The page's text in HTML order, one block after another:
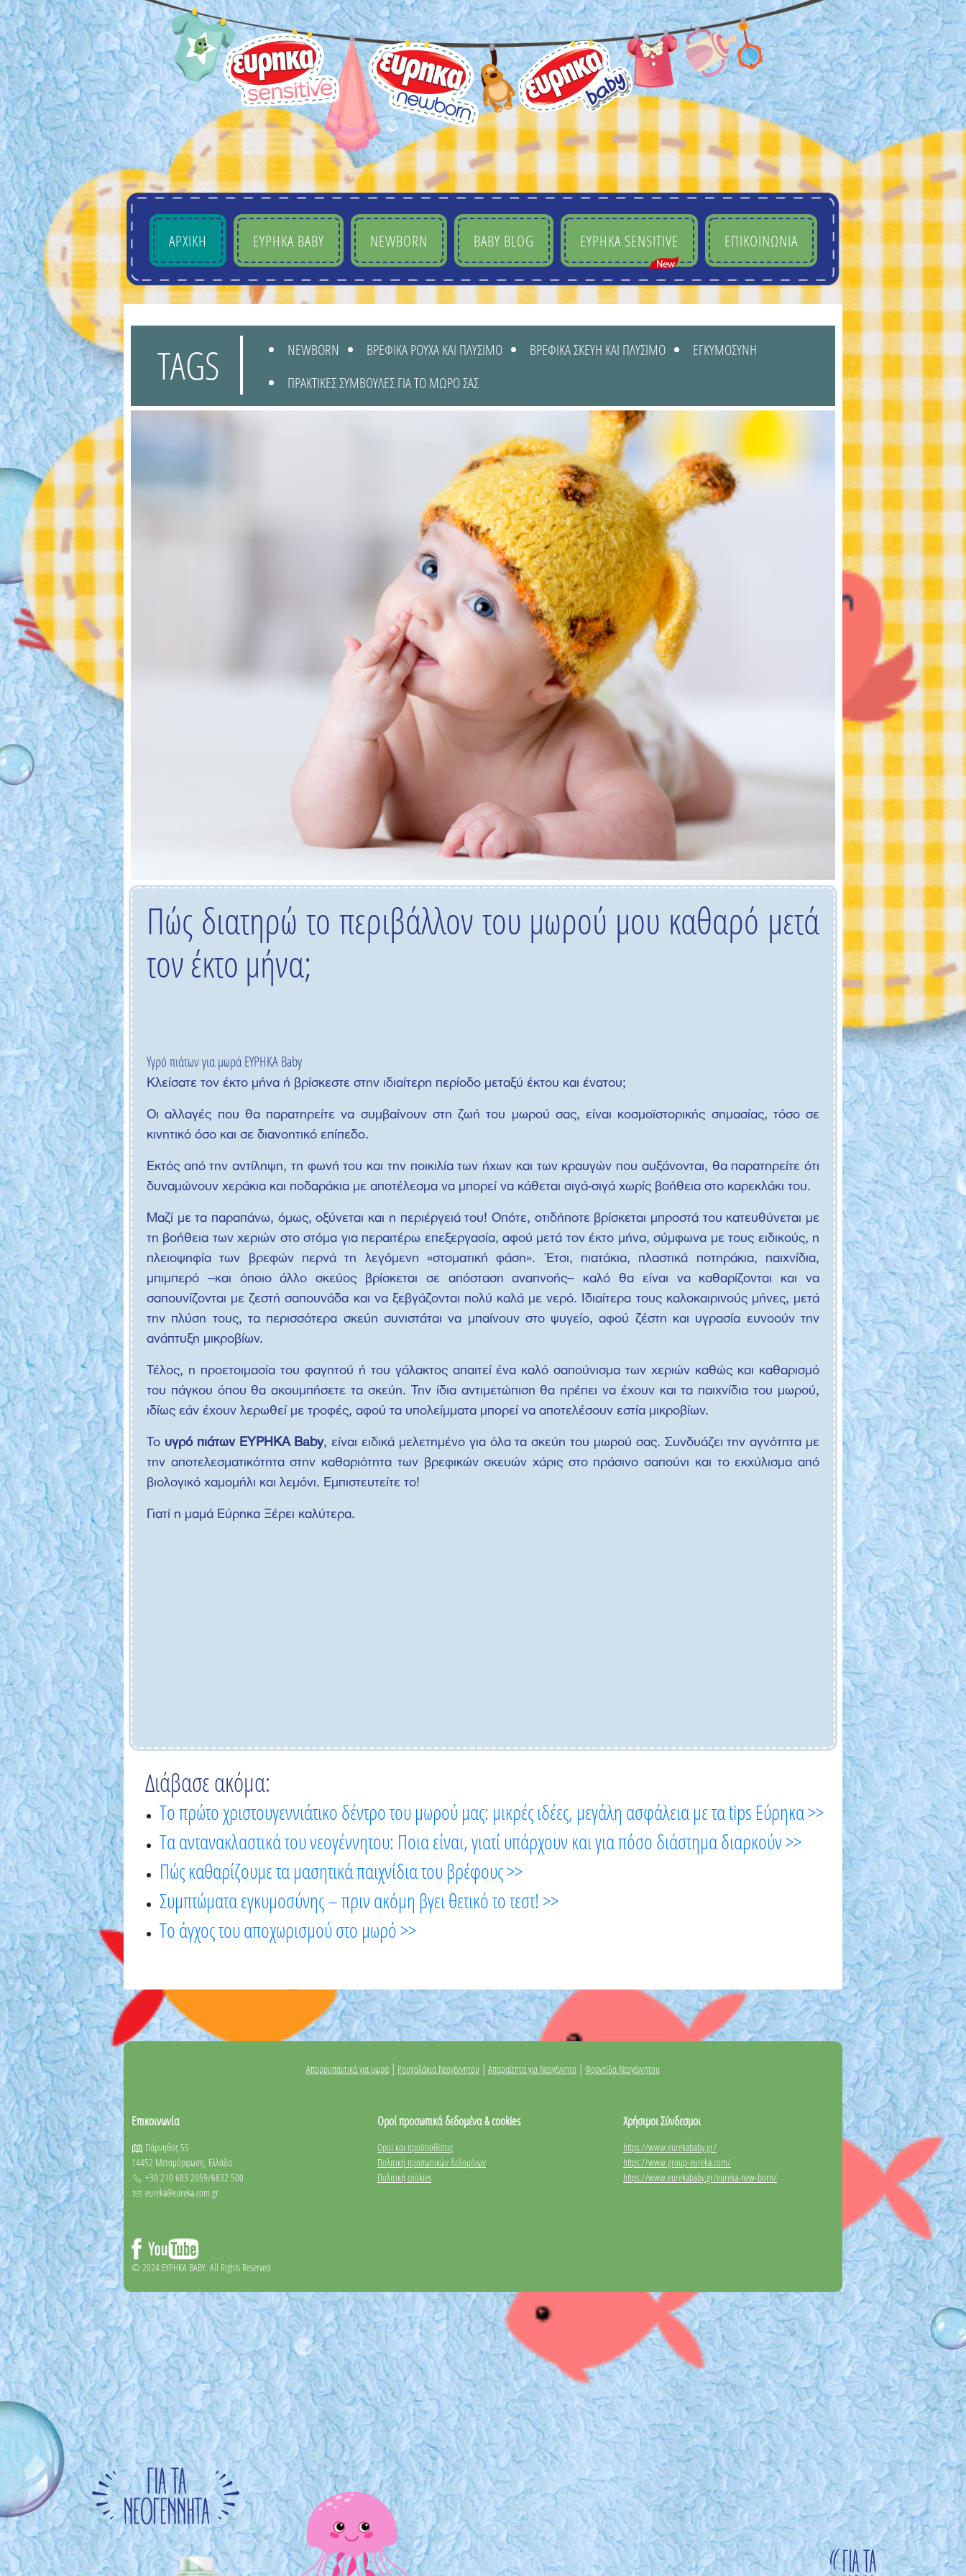
ΑΡΧΙΚΗ EYΡHKA BABY NEWBORN BABY BLOG ΕΥΡΗΚΑ SENSITIVE ΕΠΙΚΟΙΝΩΝΙΑ
TAGS NEWBORN ΒΡΕΦΙΚΑ ΡΟΥΧΑ ΚΑΙ ΠΛΥΣΙΜΟ ΒΡΕΦΙΚΑ ΣΚΕΥΗ ΚΑΙ ΠΛΥΣΙΜΟ
ΕΓΚΥΜΟΣΥΝΗ
ΠΡΑΚΤΙΚΕΣ ΣΥΜΒΟΥΛΕΣ ΓΙΑ ΤΟ ΜΩΡΟ ΣΑΣ
Πώς διατηρώ το περιβάλλον του μωρού μου καθαρό μετά
τον έκτο μήνα;
Υγρό πιάτων για μωρά ΕΥΡΗΚΑ Baby
Κλείσατε τον έκτο μήνα ή βρίσκεστε στην ιδιαίτερη περίοδο μεταξύ έκτου και ένατου;
Οι αλλαγές που θα παρατηρείτε να συμβαίνουν στη ζωή του μωρού σας, είναι κοσμοϊστορικής σημασίας, τόσο σε
κινητικό όσο και σε διανοητικό επίπεδο.
Εκτός από την αντίληψη, τη φωνή του και την ποικιλία των ήχων και των κραυγών που αυξάνονται, θα παρατηρείτε ότι
δυναμώνουν χεράκια και ποδαράκια με αποτέλεσμα να μπορεί να κάθεται σιγά-σιγά χωρίς βοήθεια στο καρεκλάκι του.
Μαζί με τα παραπάνω, όμως, οξύνεται και η περιέργειά του! Οπότε, οτιδήποτε βρίσκεται μπροστά του κατευθύνεται με
τη βοήθεια των χεριών στο στόμα για περαιτέρω επεξεργασία, αφού μετά τον έκτο μήνα, σύμφωνα με τους ειδικούς, η
πλειοψηφία των βρεφών περνά τη λεγόμενη «στοματική φάση». Έτσι, πιατάκια, πλαστικά ποτηράκια, παιχνίδια,
μπιμπερό –και όποιο άλλο σκεύος βρίσκεται σε απόσταση αναπνοής– καλό θα είναι να καθαρίζονται και να
σαπουνίζονται με ζεστή σαπουνάδα και να ξεβγάζονται πολύ καλά με νερό. Ιδιαίτερα τους καλοκαιρινούς μήνες, μετά
την πλύση τους, τα περισσότερα σκεύη συνιστάται να μπαίνουν στο ψυγείο, αφού ζέστη και υγρασία ευνοούν την
ανάπτυξη μικροβίων.
Τέλος, η προετοιμασία του φαγητού ή του γάλακτος απαιτεί ένα καλό σαπούνισμα των χεριών καθώς και καθαρισμό
του πάγκου όπου θα ακουμπήσετε τα σκεύη. Την ίδια αντιμετώπιση θα πρέπει να έχουν και τα παιχνίδια του μωρού,
ιδίως εάν έχουν λερωθεί με τροφές, αφού τα υπολείμματα μπορεί να αποτελέσουν εστία μικροβίων.
Το υγρό πιάτων ΕΥΡΗΚΑ Baby, είναι ειδικά μελετημένο για όλα τα σκεύη του μωρού σας. Συνδυάζει την αγνότητα με
την αποτελεσματικότητα στην καθαριότητα των βρεφικών σκευών χάρις στο πράσινο σαπούνι και το εκχύλισμα από
βιολογικό χαμομήλι και λεμόνι. Εμπιστευτείτε το!
Γιατί η μαμά Εύρηκα Ξέρει καλύτερα.
Διάβασε ακόμα:
Το πρώτο χριστουγεννιάτικο δέντρο του μωρού μας: μικρές ιδέες, μεγάλη ασφάλεια με τα tips Εύρηκα >>
Τα αντανακλαστικά του νεογέννητου: Ποια είναι, γιατί υπάρχουν και για πόσο διάστημα διαρκούν >>
Πώς καθαρίζουμε τα μασητικά παιχνίδια του βρέφους >>
Συμπτώματα εγκυμοσύνης – πριν ακόμη βγει θετικό το τεστ! >>
Το άγχος του αποχωρισμού στο μωρό >>
Απορρυπαντικά για μωρά | Ρουχαλάκια Νεογέννητου | Απαραίτητα για Νεογέννητο | Φροντίδα Νεογέννητου
Επικοινωνία
Πάρνηθος 55
14452 Μεταμόρφωση, Ελλάδα
+30 210 683 2059/6832 500
eureka@eureka.com.gr
Οροί προσωπικά δεδομένα & cookies
Οροί και προϋποθέσεις
Πολιτική προσωπικών δεδομένων
Πολιτική cookies
Χρήσιμοι Σύνδεσμοι
https://www.eurekababy.gr/
https://www.group-eureka.com/
https://www.eurekababy.gr/eureka-new-born/
© 2024 EYΡΗΚΑ BABY. All Rights Reserved